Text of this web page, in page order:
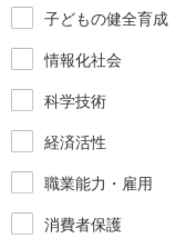
子どもの健全育成
情報化社会
科学技術
経済活性
職業能力・雇用
消費者保護